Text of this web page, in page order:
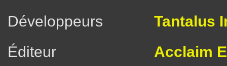
Développeurs
Tantalus
Éditeur
Acclaim